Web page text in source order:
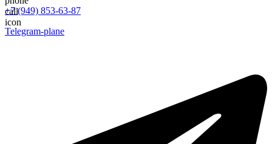
+7 (949) 853-63-87
Telegram-plane